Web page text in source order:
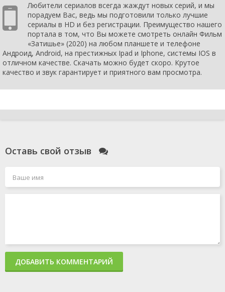
Любители сериалов всегда жаждут новых серий, и мы
порадуем Вас, ведь мы подготовили только лучшие
сериалы в HD и без регистрации. Преимущество нашего
портала в том, что Вы можете смотреть онлайн Фильм
«Затишье» (2020) на любом планшете и телефоне
Андроид, Android, на престижных Ipad и Iphone, системы IOS в
отличном качестве. Скачать можно будет скоро. Крутое
качество и звук гарантирует и приятного вам просмотра.
Оставь свой отзыв
ДОБАВИТЬ КОММЕНТАРИЙ